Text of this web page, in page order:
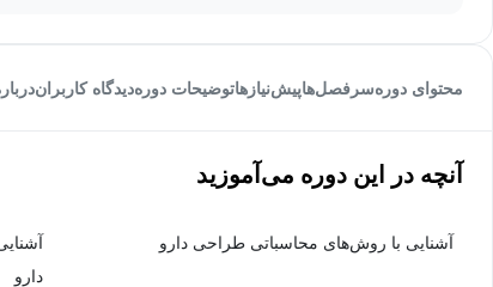
محتوای دورهسرفصل‌هاپیش‌نیاز‌هاتوضیحات دورهدیدگاه کاربران
آنچه در این دوره می‌آموزید
آشنایی با روش‌های محاسباتی طراحی دارو
دارو